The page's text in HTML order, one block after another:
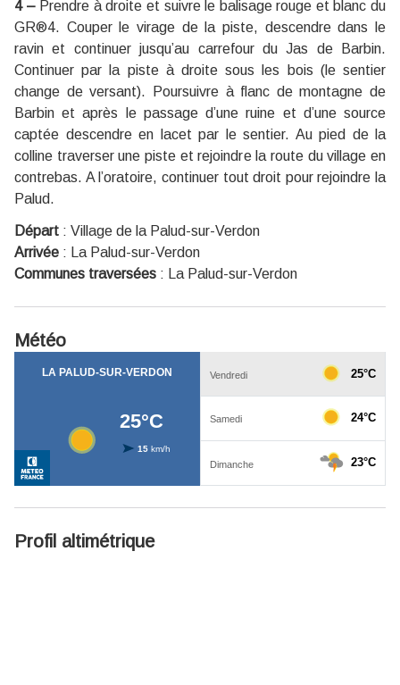
4 –Prendre à droite et suivre le balisage rouge et blanc du
GR®4. Couper le virage de la piste, descendre dans le
ravin et continuer jusqu’au carrefour du Jas de Barbin.
Continuer par la piste à droite sous les bois (le sentier
change de versant). Poursuivre à flanc de montagne de
Barbin et après le passage d’une ruine et d’une source
captée descendre en lacet par le sentier. Au pied de la
colline traverser une piste et rejoindre la route du village en
contrebas. A l’oratoire, continuer tout droit pour rejoindre la
Palud.
Départ : Village de la Palud-sur-Verdon
Arrivée :
La Palud-sur-Verdon
Communes traversées : La Palud-sur-Verdon
Météo
Profil altimétrique